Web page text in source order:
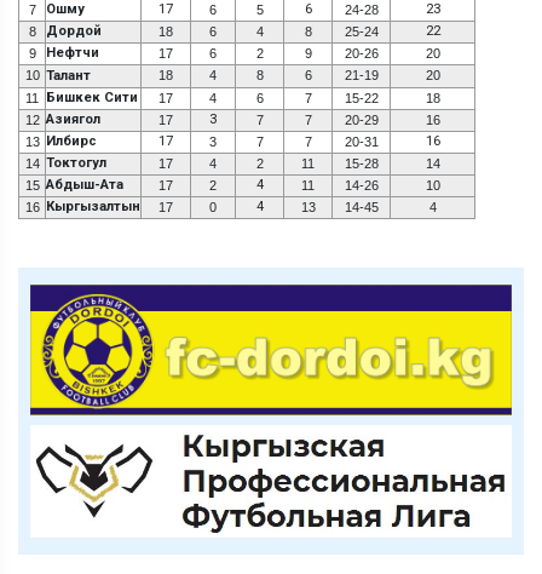
7
Ошму 17 6 5 6 24-28 23
8 Дордой 18 6 4 8 25-24 22
9 Нефтчи 17 6 2 9 20-26
20
10 Талант 18 4 8 6 21-19
20
11
Бишкек Сити 17 4 6 7 15-22
18
12 Азиягол 17 3 7 7 20-29
16
13
Илбирс 17 3 7 7 20-31 16
14 Токтогул 17 4 2 11 15-28
14
15 Абдыш-Ата 17 2 4 11 14-26
10
16
Кыргызалтын 17 0 4 13 14-45 4